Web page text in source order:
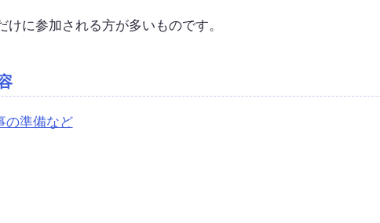
に参加される方が多いものです。
の準備など